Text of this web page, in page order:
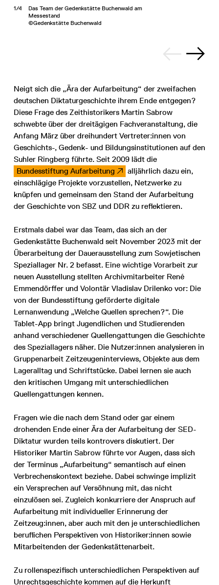
1/4
Das Team der Gedenkstätte Buchenwald am
Messestand
©Gedenkstätte Buchenwald
Neigt sich die „Ära der Aufarbeitung“ der zweifachen
deutschen Diktaturgeschichte ihrem Ende entgegen?
Diese Frage des Zeithistorikers Martin Sabrow
schwebte über der dreitägigen Fachveranstaltung, die
Anfang März über dreihundert Vertreter:innen von
Geschichts-, Gedenk- und Bildungsinstitutionen auf den
Suhler Ringberg führte. Seit 2009 lädt die
Bundesstiftung Aufarbeitung
alljährlich dazu ein,
einschlägige Projekte vorzustellen, Netzwerke zu
knüpfen und gemeinsam den Stand der Aufarbeitung
der Geschichte von SBZ und DDR zu reflektieren.
Erstmals dabei war das Team, das sich an der
Gedenkstätte Buchenwald seit November 2023 mit der
Überarbeitung der Dauerausstellung zum Sowjetischen
Speziallager Nr. 2 befasst. Eine wichtige Vorarbeit zur
neuen Ausstellung stellten Archivmitarbeiter René
Emmendörffer und Volontär Vladislav Drilenko vor: Die
von der Bundesstiftung geförderte digitale
Lernanwendung „Welche Quellen sprechen?“. Die
Tablet-App bringt Jugendlichen und Studierenden
anhand verschiedener Quellengattungen die Geschichte
des Speziallagers näher. Die Nutzer:innen analysieren in
Gruppenarbeit Zeitzeugeninterviews, Objekte aus dem
Lageralltag und Schriftstücke. Dabei lernen sie auch
den kritischen Umgang mit unterschiedlichen
Quellengattungen kennen.
Fragen wie die nach dem Stand oder gar einem
drohenden Ende einer Ära der Aufarbeitung der SED-
Diktatur wurden teils kontrovers diskutiert. Der
Historiker Martin Sabrow führte vor Augen, dass sich
der Terminus „Aufarbeitung“ semantisch auf einen
Verbrechenskontext beziehe. Dabei schwinge implizit
ein Versprechen auf Versöhnung mit, das nicht
einzulösen sei. Zugleich konkurriere der Anspruch auf
Aufarbeitung mit individueller Erinnerung der
Zeitzeug:innen, aber auch mit den je unterschiedlichen
beruflichen Perspektiven von Historiker:innen sowie
Mitarbeitenden der Gedenkstättenarbeit.
Zu rollenspezifisch unterschiedlichen Perspektiven auf
Unrechtsgeschichte kommen auf die Herkunft